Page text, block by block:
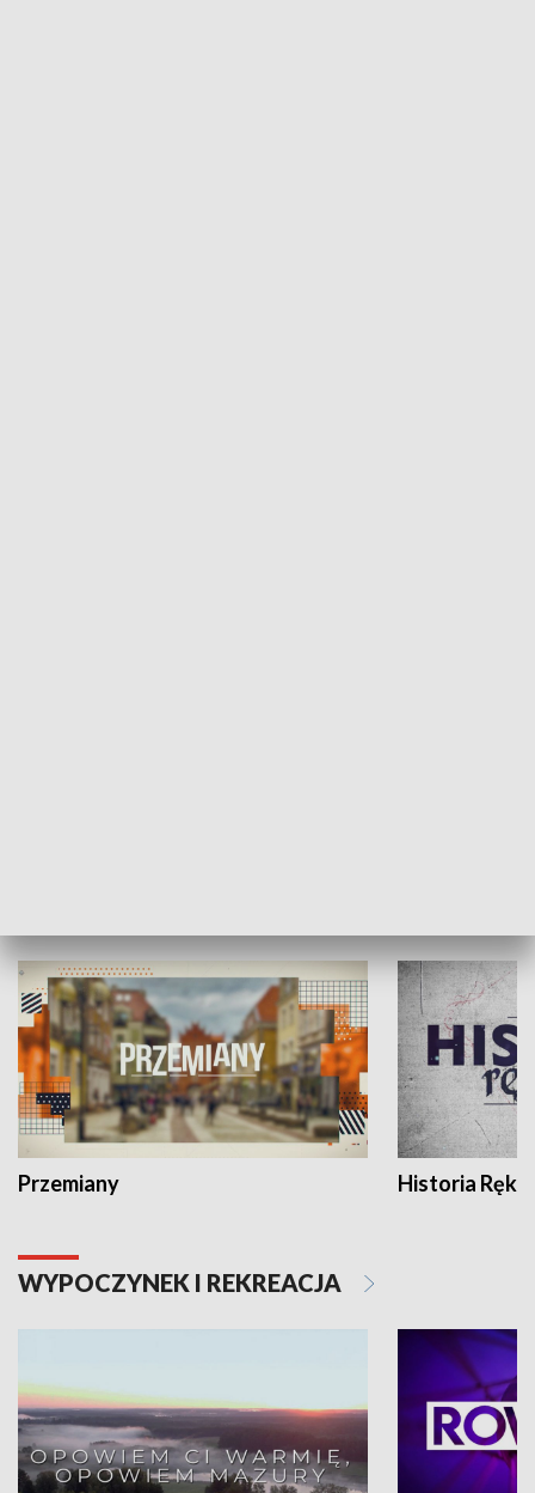
Przemiany Historia Ręką
WYPOCZYNEK I REKREACJA